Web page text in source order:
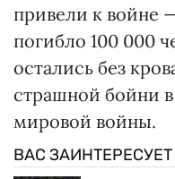
привели к войне
погибло 100 000
остались без
страшной бойни
мировой войны.
ВАС ЗАИНТЕРЕСУЕТ